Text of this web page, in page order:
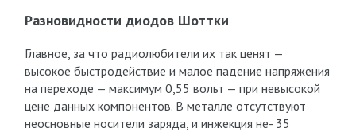
Разновидности диодов Шоттки
Главное, за что радиолюбители их так ценят —
высокое быстродействие и малое падение напряжения
на переходе — максимум 0,55 вольт — при невысокой
цене данных компонентов. В металле отсутствуют
неосновные носители заряда, и инжекция не- 35